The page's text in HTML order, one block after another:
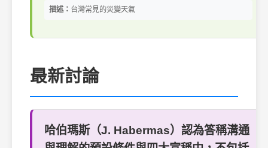
描述： 台灣常見的災變天氣
最新討論
哈伯瑪斯（J. Habermas）認為答稱溝通